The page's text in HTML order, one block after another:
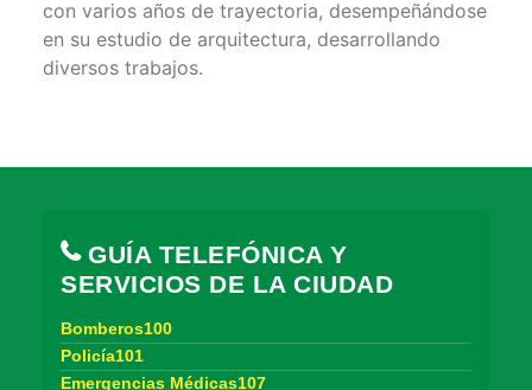
con varios años de trayectoria, desempeñándose
en su estudio de arquitectura, desarrollando
diversos trabajos.
GUÍA TELEFÓNICA Y
SERVICIOS DE LA CIUDAD
Bomberos100
Policía101
Emergencias Médicas107